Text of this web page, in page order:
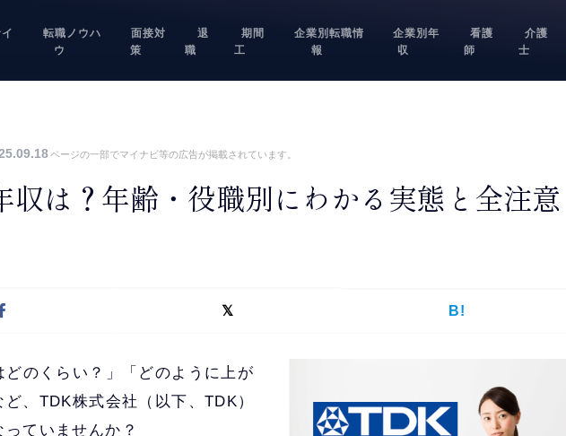
転職ノウハ
ウ
面接対
策
退
職
期間
工
企業別転職情
報
企業別年
収
看護
師
介護
士
ページの一部でマイナビ等の広告が掲載されています。
は？年齢・役職別にわかる実態と全注意
B!
どのくらい？」「どのように上が
、TDK株式会社（以下、TDK）
ていませんか？